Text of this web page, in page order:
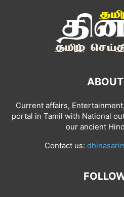
Current affairs,
portal in Tamil with National
our ancient
Contact us: